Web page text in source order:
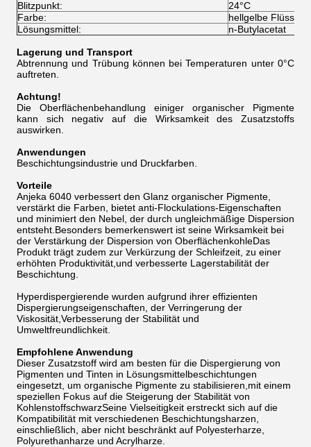
Blitzpunkt:
24°C
Farbe:
hellgelbe
Lösungsmittel:
n-Butylacetat
Lagerung und Transport
Abtrennung und Trübung können bei Temperaturen unter 0°C
auftreten.
Achtung!
Die Oberflächenbehandlung einiger organischer Pigmente
kann sich negativ auf die Wirksamkeit des Zusatzstoffs
auswirken.
Anwendungen
Beschichtungsindustrie und Druckfarben.
Vorteile
Anjeka 6040 verbessert den Glanz organischer Pigmente,
verstärkt die Farben, bietet anti-Flockulations-Eigenschaften
und minimiert den Nebel, der durch ungleichmäßige Dispersion
entsteht.Besonders bemerkenswert ist seine Wirksamkeit bei
der Verstärkung der Dispersion von OberflächenkohleDas
Produkt trägt zudem zur Verkürzung der Schleifzeit, zu einer
erhöhten Produktivität,und verbesserte Lagerstabilität der
Beschichtung.
Hyperdispergierende wurden aufgrund ihrer effizienten
Dispergierungseigenschaften, der Verringerung der
Viskosität,Verbesserung der Stabilität und
Umweltfreundlichkeit.
Empfohlene Anwendung
Dieser Zusatzstoff wird am besten für die Dispergierung von
Pigmenten und Tinten in Lösungsmittelbeschichtungen
eingesetzt, um organische Pigmente zu stabilisieren,mit einem
speziellen Fokus auf die Steigerung der Stabilität von
KohlenstoffschwarzSeine Vielseitigkeit erstreckt sich auf die
Kompatibilität mit verschiedenen Beschichtungsharzen,
einschließlich, aber nicht beschränkt auf Polyesterharze,
Polyurethanharze und Acrylharze.